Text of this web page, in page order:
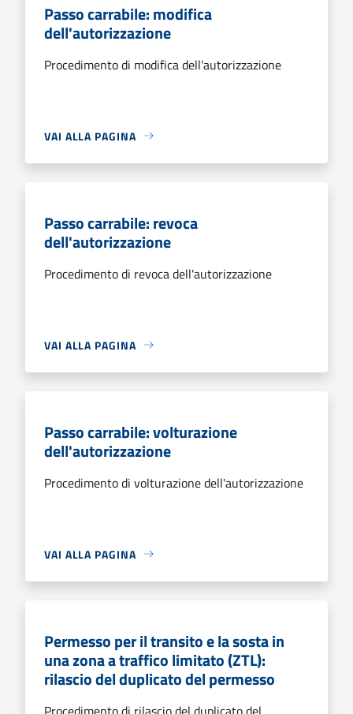
Passo carrabile: modifica
dell'autorizzazione
Procedimento di modifica dell'autorizzazione
VAI ALLA PAGINA
Passo carrabile: revoca
dell'autorizzazione
Procedimento di revoca dell'autorizzazione
VAI ALLA PAGINA
Passo carrabile: volturazione
dell'autorizzazione
Procedimento di volturazione dell'autorizzazione
VAI ALLA PAGINA
Permesso per il transito e la sosta in
una zona a traffico limitato (ZTL):
rilascio del duplicato del permesso